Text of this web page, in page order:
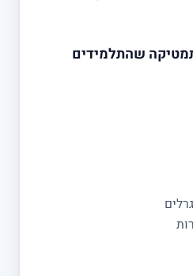
שהתלמידים